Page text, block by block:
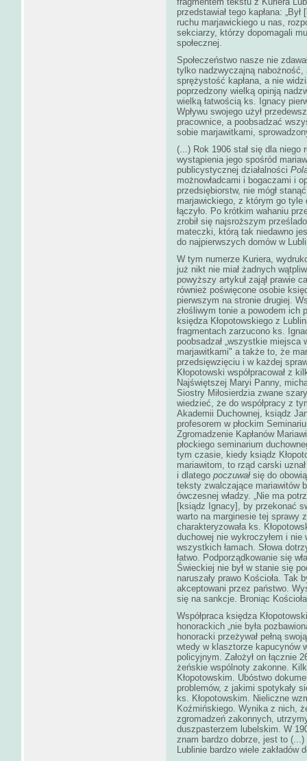
przedstawiał tego kapłana:
ruchu marjawickiego u nas,
sekciarzy, którzy dopomagali
społecznej.
Społeczeństwo nasze nie
tylko nadzwyczajną
sprężystość kapłana, a nie
poprzedzony wielką opinją
wielką łatwością ks. Ignacy
Wpływu swojego użył
pracownice, a poobsadzać
sobie marjawitkami,
(...) Rok 1906 stał się dla niego
wystąpienia jego spośród
publicystycznej działalności
możnowładcami i bogaczami i
przedsiębiorstw, nie mógł
marjawickiego, z którym go tyle
łączyło. Po krótkim wahaniu
zrobił się najsroższym
mateczki, którą tak niedawno
do najpierwszych domów w
W tym numerze Kuriera,
już nikt nie miał żadnych
powyższy artykuł zajął prawie
również poświęcone osobie
pierwszym na stronie drugiej.
złośliwym tonie a powodem ich
księdza Kłopotowskiego z
fragmentach zarzucono ks.
poobsadzał „wszystkie
marjawitkami" a także to, że
przedsięwzięciu i w każdej
Kłopotowski współpracował z
Najświętszej Maryi Panny,
Siostry Miłosierdzia zwane
wiedzieć, że do współpracy z
Akademii Duchownej, ksiądz
profesorem w płockim
Zgromadzenie Kapłanów
płockiego seminarium
tym czasie, kiedy ksiądz
mariawitom, to rząd carski
i dlatego poczuwał się do
teksty zwalczające mariawitów
ówczesnej władzy. „Nie ma
[ksiądz Ignacy], by przekonać
warto na marginesie tej sprawy
charakteryzowała ks.
duchowej nie wykroczyłem i nie
wszystkich łamach. Słowa
łatwo. Podporządkowanie się
Świeckiej nie był w stanie się
naruszały prawo Kościoła. Tak
akceptowani przez państwo.
się na sankcje. Broniąc
Współpraca księdza
honorackich „nie była
honoracki przeżywał pełną
wtedy w klasztorze kapucynów
policyjnym. Założył on łącznie
żeńskie wspólnoty zakonne.
Kłopotowskim. Ubóstwo
problemów, z jakimi spotykały
ks. Kłopotowskim. Nieliczne
Koźmińskiego. Wynika z nich,
zgromadzeń zakonnych,
duszpasterzem lubelskim. W
znam bardzo dobrze, jest to (...)
Lublinie bardzo wiele zakładów